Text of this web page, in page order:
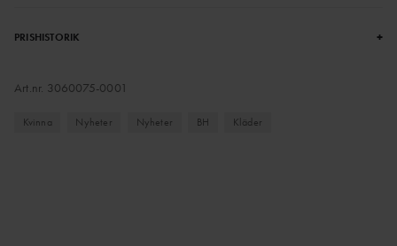
PRISHISTORIK +
Art.nr. 3060075-0001
Kvinna Nyheter Nyheter BH Kläder